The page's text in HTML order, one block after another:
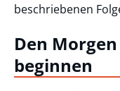
beschriebenen
Den
beginnen